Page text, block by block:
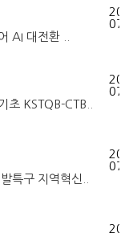
AI 대전환 ..
KSTQB-CTB..
특구 지역혁신..